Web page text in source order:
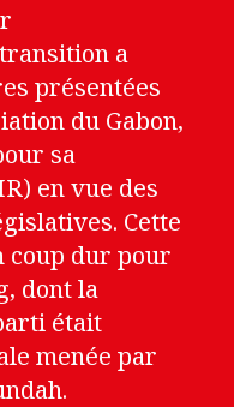
a
présentées
du Gabon,
sa
en vue des
Cette
coup dur pour
dont la
était
menée par